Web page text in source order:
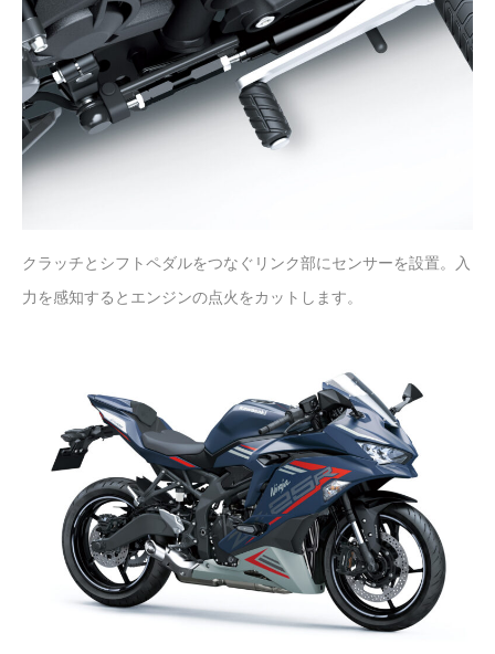
クラッチとシフトペダルをつなぐリンク部にセンサーを設置。入
力を感知するとエンジンの点火をカットします。